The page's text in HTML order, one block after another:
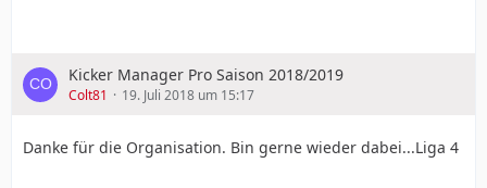
Kicker Manager Pro Saison 2018/2019
Colt81 19. Juli 2018 um 15:17
Danke für die Organisation. Bin gerne wieder dabei...Liga 4